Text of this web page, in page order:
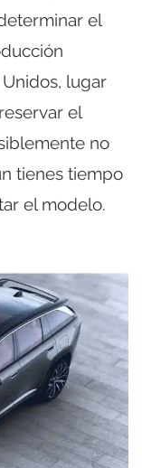
el
lugar
el
no
tienes tiempo
el modelo.